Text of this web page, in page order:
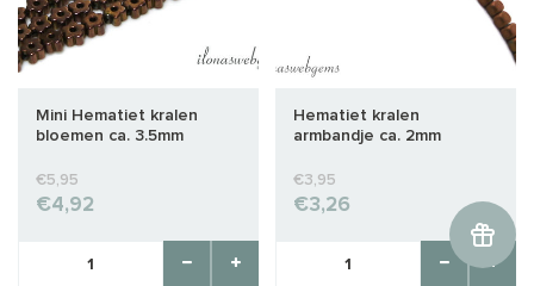
Mini Hematiet kralen
bloemen ca. 3.5mm
€5,95
€4,92
Hematiet kralen
armbandje ca. 2mm
€3,95
€3,26